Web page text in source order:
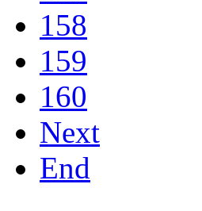
158
159
160
Next
End